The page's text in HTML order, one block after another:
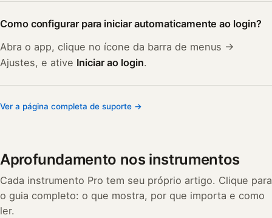
Como configurar para iniciar automaticamente ao login?
Abra o app, clique no ícone da barra de menus →
Ajustes, e ative Iniciar ao login.
Ver a página completa de suporte →
Aprofundamento nos instrumentos
Cada instrumento Pro tem seu próprio artigo. Clique para
o guia completo: o que mostra, por que importa e como
ler.